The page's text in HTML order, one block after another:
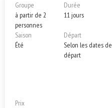
Groupe
à partir de 2
personnes
Saison
Été
Durée
11 jours
Départ
Selon les dates de
départ
Prix